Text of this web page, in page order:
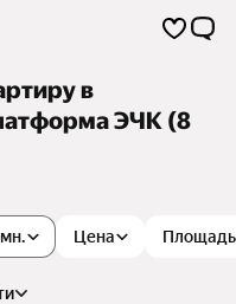
в
ЭЧК (8
Цена Площадь